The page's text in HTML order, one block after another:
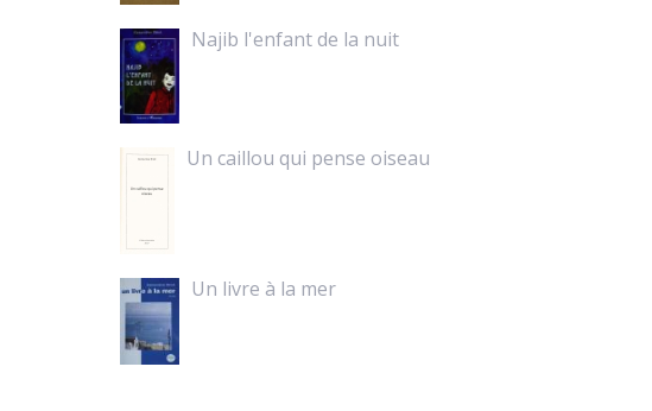
Najib l'enfant de la nuit
Un caillou qui pense oiseau
Un livre à la mer